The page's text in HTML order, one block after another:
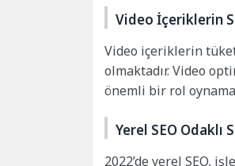
Video İçeriklerin
Video içeriklerin
olmaktadır. Video
önemli bir rol
Yerel SEO Odaklı
2022’de yerel SEO,